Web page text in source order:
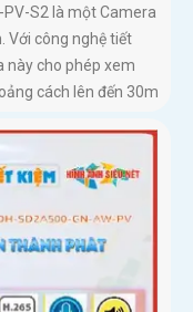
PV-S2 là một Camera
Với công nghệ tiết
này cho phép xem
cách lên đến 30m